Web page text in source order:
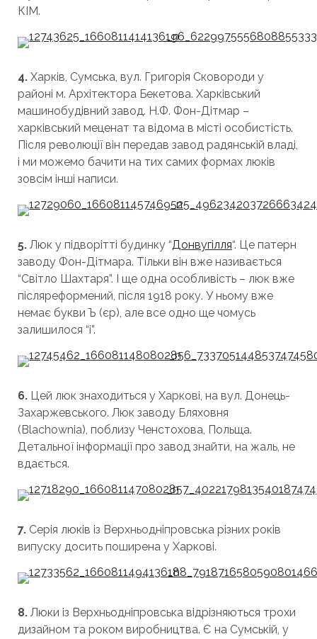
КІМ.
4. Харків, Сумська, вул. Григорія Сковороди у
районі м. Архітектора Бекетова. Харківський
машинобудівний завод. Н.Ф. Фон-Дітмар –
харківський меценат та відома в місті особистість.
Після революції він передав завод радянській владі,
і ми можемо бачити на тих самих формах люків
зовсім інші написи.
5. Люк у підворітті будинку “Донвугілля“. Це патерн
заводу Фон-Дітмара. Тільки він вже називається
“Світло Шахтаря”. І ще одна особливість – люк вже
післяреформений, після 1918 року. У ньому вже
немає букви Ъ (єр), але все одно ще чомусь
залишилося “і”.
6. Цей люк знаходиться у Харкові, на вул. Донець-
Захаржевського. Люк заводу Бляховня
(Blachownia), поблизу Ченстохова, Польща.
Детальної інформації про завод знайти, на жаль, не
вдається.
7. Серія люків із Верхньодніпровська різних років
випуску досить поширена у Харкові.
8. Люки із Верхньодніпровська відрізняються трохи
дизайном та роком виробництва. Є на Сумській, у